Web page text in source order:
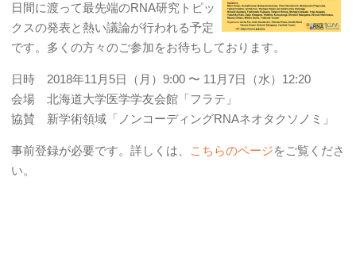
日間に渡って最先端のRNA研究トピッ
クスの発表と熱い議論が行われる予定
です。多くの方々のご参加をお待ちしております。
日時 2018年11月5日（月）9:00 〜 11月7日（水）12:20
会場 北海道大学医学学友会館「フラテ」
協賛 新学術領域「ノンコーディングRNAネオタクソノミ」
事前登録が必要です。詳しくは、 こちらのページをご覧くださ
い。